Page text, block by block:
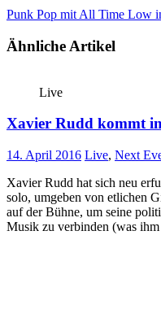
Punk Pop mit All Time Low
Ähnliche Artikel
Live
Xavier Rudd kommt
14. April 2016 Live, Next
Xavier Rudd hat sich neu
solo, umgeben von etlichen
auf der Bühne, um seine
Musik zu verbinden (was